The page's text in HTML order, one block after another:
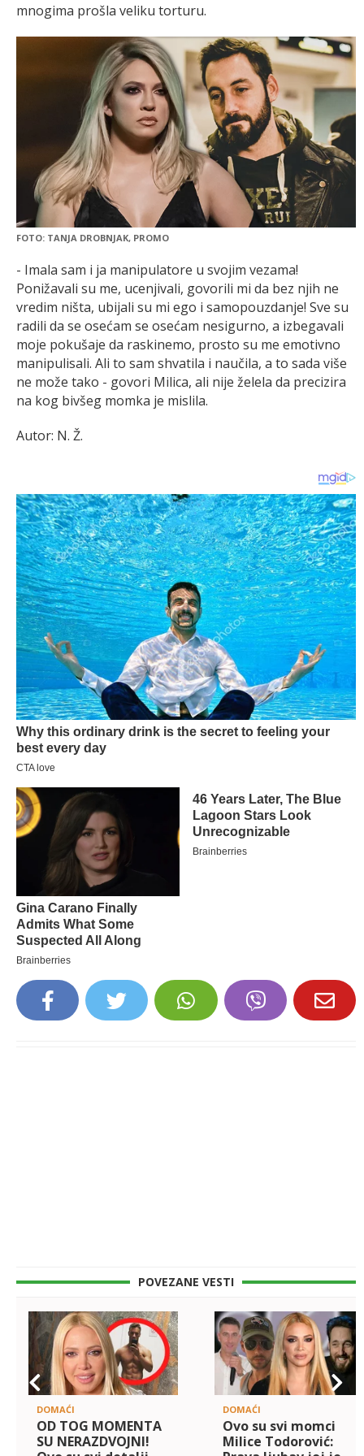
mnogima prošla veliku torturu.
FOTO: TANJA DROBNJAK, PROMO
- Imala sam i ja manipulatore u svojim vezama!
Ponižavali su me, ucenjivali, govorili mi da bez njih ne
vredim ništa, ubijali su mi ego i samopouzdanje! Sve su
radili da se osećam se osećam nesigurno, a izbegavali
moje pokušaje da raskinemo, prosto su me emotivno
manipulisali. Ali to sam shvatila i naučila, a to sada više
ne može tako - govori Milica, ali nije želela da precizira
na kog bivšeg momka je mislila.
Autor: N. Ž.
POVEZANE VESTI
DOMAĆI
OD TOG MOMENTA
SU NERAZDVOJNI!
DOMAĆI
Ovo su svi momci
Milice Todorović: